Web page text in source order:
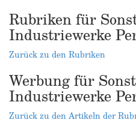
Rubriken für
Industriewerke
Zurück zu den Rubriken
Werbung für
Industriewerke
Zurück zu den Artikeln der